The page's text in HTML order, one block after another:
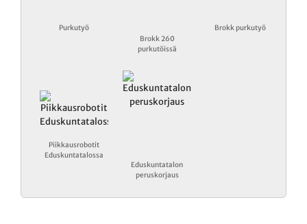
Purkutyö
Brokk 260
purkutöissä
Brokk purkutyö
Piikkausrobotit
Eduskuntatalossa
Eduskuntatalon
peruskorjaus